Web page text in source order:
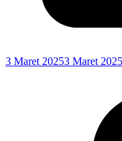
3 Maret 20253 Maret 2025